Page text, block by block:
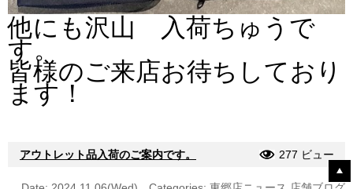
他にも沢山 入荷ちゅうで
す。
皆様のご来店お待ちしており
ます！
アウトレット品入荷のご案内です。 277 ビュー